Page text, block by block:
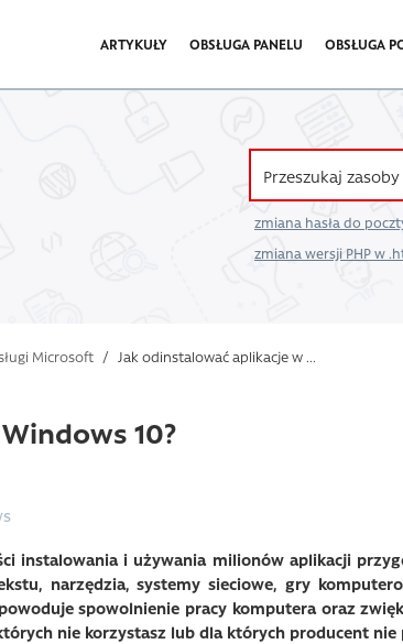
ARTYKUŁY OBSŁUGA PANELU OBSŁUGA
zmiana hasła do
zmiana wersji PHP w
Microsoft / Jak odinstalować aplikacje w ...
10?
instalowania i używania milionów aplikacji
narzędzia, systemy sieciowe, gry
spowolnienie pracy komputera oraz
nie korzystasz lub dla których producent